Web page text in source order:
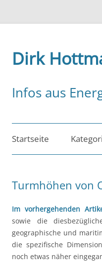
Zum
Dirk
Infos aus
Startseite
Turmhöhen von
Im vorhergehenden
sowie die
geographische und
die spezifische
noch etwas näher